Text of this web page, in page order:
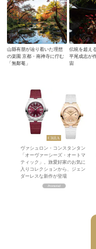
山縣有朋が辿り着いた理想
の楽園 京都・南禅寺に佇む
「無鄰菴」
伝統を超え
平尾成志が
宙
ヴァシュロン・コンスタンタン
「オーヴァーシーズ・オートマ
ティック」。旅愛好家のお気に
入りコレクションから、ジェン
ダーレスな新作が登場